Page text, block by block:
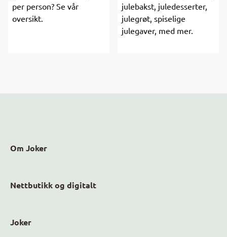
per person? Se vår
oversikt.
julebakst, juledesserter,
julegrøt, spiselige
julegaver, med mer.
Om Joker
Nettbutikk og digitalt
Joker